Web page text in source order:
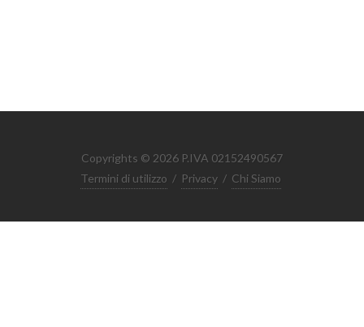
Copyrights © 2026 P.IVA 02152490567
Termini di utilizzo / Privacy / Chi Siamo